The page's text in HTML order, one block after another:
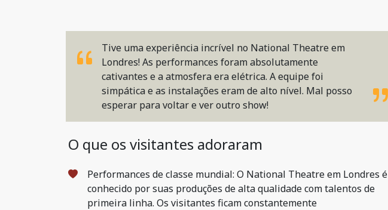
Tive uma experiência incrível no National Theatre em
Londres! As performances foram absolutamente
cativantes e a atmosfera era elétrica. A equipe foi
simpática e as instalações eram de alto nível. Mal posso
esperar para voltar e ver outro show!
O que os visitantes adoraram
Performances de classe mundial: O National Theatre em Londres é
conhecido por suas produções de alta qualidade com talentos de
primeira linha. Os visitantes ficam constantemente